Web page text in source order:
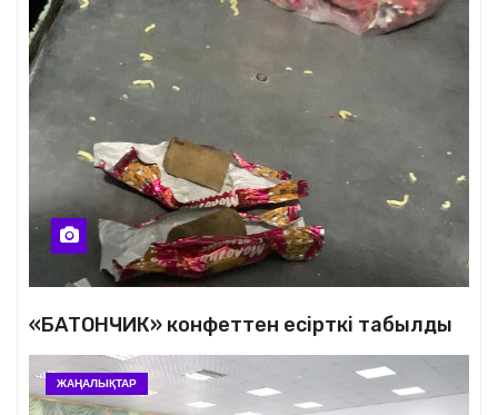
«БАТОНЧИК» конфеттен есірткі табылды
ЖАҢАЛЫҚТАР